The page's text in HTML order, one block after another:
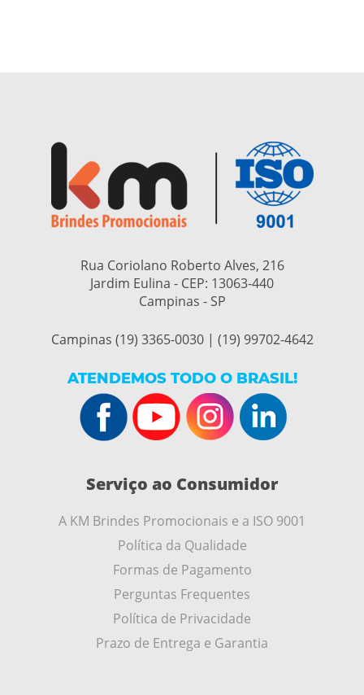
Rua Coriolano Roberto Alves, 216
Jardim Eulina - CEP: 13063-440
Campinas - SP
Campinas (19) 3365-0030 | (19) 99702-4642
ATENDEMOS TODO O BRASIL!
Serviço ao Consumidor
A KM Brindes Promocionais e a ISO 9001
Política da Qualidade
Formas de Pagamento
Perguntas Frequentes
Política de Privacidade
Prazo de Entrega e Garantia